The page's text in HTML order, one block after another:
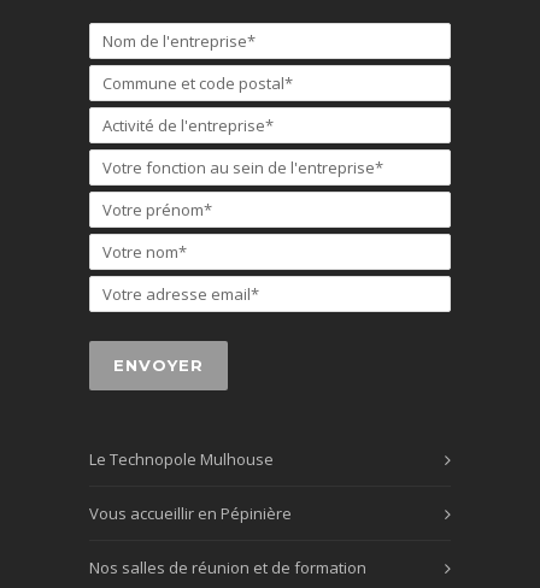
Le Technopole Mulhouse
Vous accueillir en Pépinière
Nos salles de réunion et de formation